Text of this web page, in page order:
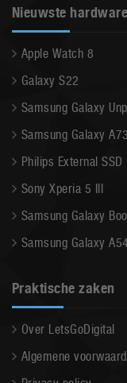
Nieuwste hardware
Apple Watch 8
Galaxy S22
Samsung Galaxy
Samsung Galaxy A73
Philips External SSD
Sony Xperia 5 III
Samsung Galaxy
Samsung Galaxy A54
Praktische zaken
Over LetsGoDigital
Algemene